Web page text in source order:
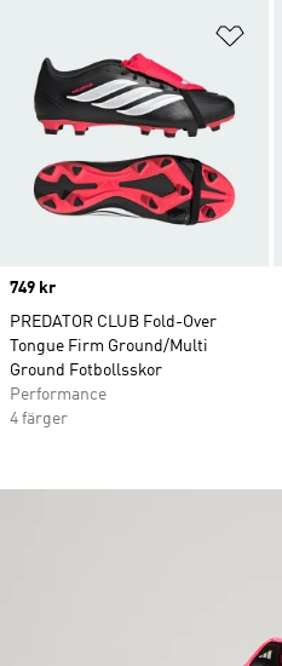
Price
749 kr
PREDATOR CLUB Fold-Over
Tongue Firm Ground/Multi
Ground Fotbollsskor
Performance
4 färger